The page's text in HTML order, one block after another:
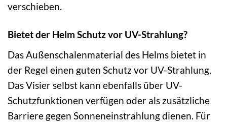
verschieben.
Bietet der Helm Schutz vor UV-Strahlung?
Das Außenschalenmaterial des Helms bietet in
der Regel einen guten Schutz vor UV-Strahlung.
Das Visier selbst kann ebenfalls über UV-
Schutzfunktionen verfügen oder als zusätzliche
Barriere gegen Sonneneinstrahlung dienen. Für